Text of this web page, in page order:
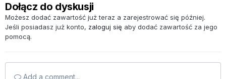
Dołącz do dyskusji
Możesz dodać zawartość już teraz a zarejestrować się później.
Jeśli posiadasz już konto, zaloguj się aby dodać zawartość za jego
pomocą.
Add a comment...